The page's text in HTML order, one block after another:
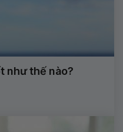
như thế nào?